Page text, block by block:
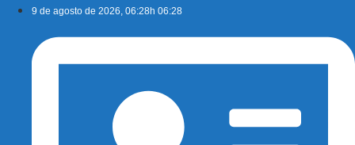
conteúdo
9 de agosto de 2026, 06:28h 06:28